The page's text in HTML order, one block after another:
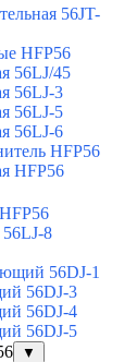
56JT-
HFP56
56LJ/45
56LJ-3
56LJ-5
56LJ-6
HFP56
HFP56
8
56DJ-1
56DJ-3
56DJ-4
56DJ-5
▼